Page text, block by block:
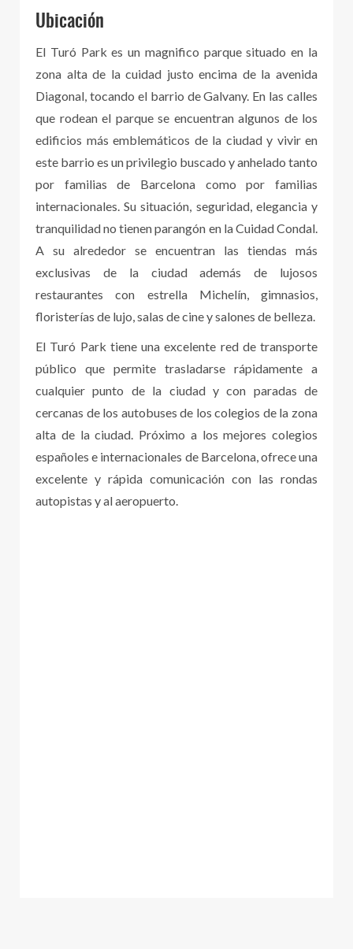
Ubicación
El Turó Park es un magnifico parque situado en la
zona alta de la cuidad justo encima de la avenida
Diagonal, tocando el barrio de Galvany. En las calles
que rodean el parque se encuentran algunos de los
edificios más emblemáticos de la ciudad y vivir en
este barrio es un privilegio buscado y anhelado tanto
por familias de Barcelona como por familias
internacionales. Su situación, seguridad, elegancia y
tranquilidad no tienen parangón en la Cuidad Condal.
A su alrededor se encuentran las tiendas más
exclusivas de la ciudad además de lujosos
restaurantes con estrella Michelín, gimnasios,
floristerías de lujo, salas de cine y salones de belleza.
El Turó Park tiene una excelente red de transporte
público que permite trasladarse rápidamente a
cualquier punto de la ciudad y con paradas de
cercanas de los autobuses de los colegios de la zona
alta de la ciudad. Próximo a los mejores colegios
españoles e internacionales de Barcelona, ofrece una
excelente y rápida comunicación con las rondas
autopistas y al aeropuerto.